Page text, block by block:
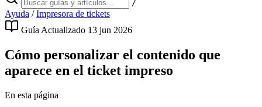
/
Ayuda / Impresora de tickets
Guía Actualizado 13 jun 2026
Cómo personalizar el contenido que
aparece en el ticket impreso
En esta página